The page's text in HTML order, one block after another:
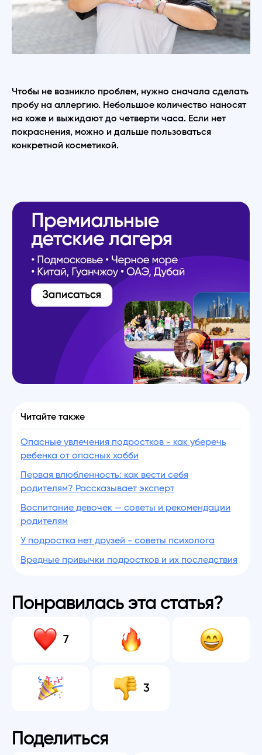
Чтобы не возникло проблем, нужно сначала сделать
пробу на аллергию. Небольшое количество наносят
на коже и выжидают до четверти часа. Если нет
покраснения, можно и дальше пользоваться
конкретной косметикой.
Читайте также
Опасные увлечения подростков - как уберечь
ребенка от опасных хобби
Первая влюбленность: как вести себя
родителям? Рассказывает эксперт
Воспитание девочек — советы и рекомендации
родителям
У подростка нет друзей - советы психолога
Вредные привычки подростков и их последствия
Понравилась эта статья?
7
3
Поделиться